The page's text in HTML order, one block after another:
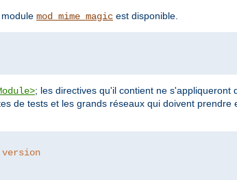
mod_mime_magic est disponible.
; les directives qu'il contient ne s'appliqueront
de tests et les grands réseaux qui doivent prendre